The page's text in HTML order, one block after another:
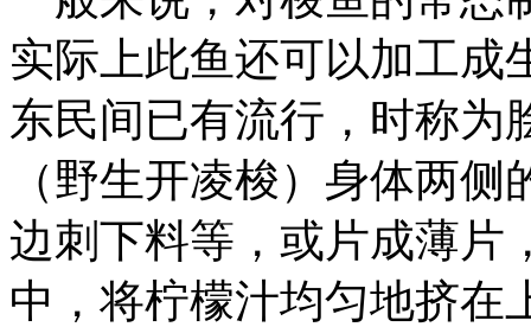
实际上此鱼还可以加工成
东民间已有流行，时称为
（野生开凌梭）身体两
边刺下料等，或片成薄片
中，将柠檬汁均匀地挤在